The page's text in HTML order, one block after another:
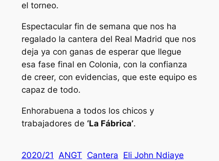
el torneo.
Espectacular fin de semana que nos ha
regalado la cantera del Real Madrid que nos
deja ya con ganas de esperar que llegue
esa fase final en Colonia, con la confianza
de creer, con evidencias, que este equipo es
capaz de todo.
Enhorabuena a todos los chicos y
trabajadores de ‘La Fábrica’.
2020/21 ANGT Cantera Eli John Ndiaye